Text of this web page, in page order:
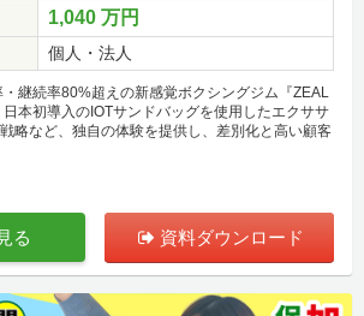
1,040 万円
個人・法人
継続率80%超えの新感覚ボクシングジム『ZEAL
日本初導入のIOTサンドバッグを使用したエクササ
略など、独自の体験を提供し、差別化と高い顧客
る 資料ダウンロード